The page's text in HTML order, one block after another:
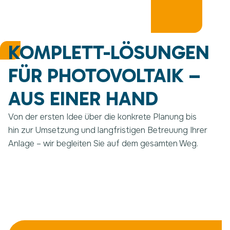
KOMPLETT-LÖSUNGEN
FÜR PHOTOVOLTAIK –
AUS EINER HAND
Von der ersten Idee über die konkrete Planung bis
hin zur Umsetzung und langfristigen Betreuung Ihrer
Anlage – wir begleiten Sie auf dem gesamten Weg.